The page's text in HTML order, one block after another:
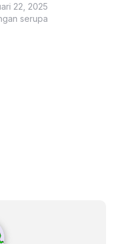
22, 2025
serupa